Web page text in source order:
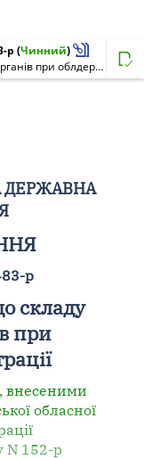
р (Чинний)
Про внесення змін до складу дорадчих органів при облдержадміністрації
ДЕРЖАВНА
р
складу
при
внесеними
обласної
N 152-р